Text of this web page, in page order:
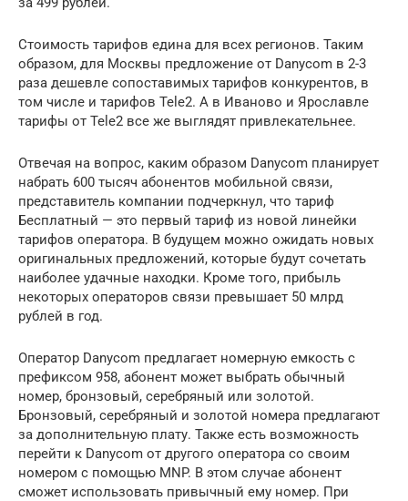
Стоимость тарифов едина для всех регионов. Таким
образом, для Москвы предложение от Danycom в 2-3
раза дешевле сопоставимых тарифов конкурентов, в
том числе и тарифов Tele2. А в Иваново и Ярославле
тарифы от Tele2 все же выглядят привлекательнее.
Отвечая на вопрос, каким образом Danycom планирует
набрать 600 тысяч абонентов мобильной связи,
представитель компании подчеркнул, что тариф
Бесплатный — это первый тариф из новой линейки
тарифов оператора. В будущем можно ожидать новых
оригинальных предложений, которые будут сочетать
наиболее удачные находки. Кроме того, прибыль
некоторых операторов связи превышает 50 млрд
рублей в год.
Оператор Danycom предлагает номерную емкость с
префиксом 958, абонент может выбрать обычный
номер, бронзовый, серебряный или золотой.
Бронзовый, серебряный и золотой номера предлагают
за дополнительную плату. Также есть возможность
перейти к Danycom от другого оператора со своим
номером с помощью MNP. В этом случае абонент
сможет использовать привычный ему номер. При